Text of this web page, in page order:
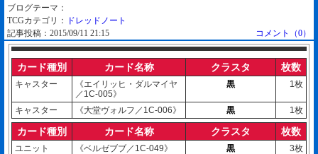
ブログテーマ：
TCGカテゴリ：
ドレッドノート
記事投稿：2015/09/11 21:15
コメント（0）
カード種別 カード名称 クラスタ 枚数
キャスター
《エイリッヒ・ダルマイヤ
／1C-005》
黒 1枚
キャスター 《大堂ヴォルフ／1C-006》 黒 1枚
カード種別 カード名称 クラスタ 枚数
ユニット 《ベルゼブブ／1C-049》 黒
3枚